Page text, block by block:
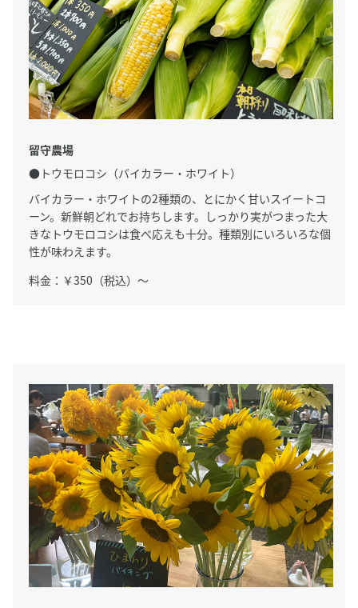
留守農場
●トウモロコシ（バイカラー・ホワイト）
バイカラー・ホワイトの2種類の、とにかく甘いスイートコ
ーン。新鮮朝どれでお持ちします。しっかり実がつまった大
きなトウモロコシは食べ応えも十分。種類別にいろいろな個
性が味わえます。
料金：￥350（税込）～